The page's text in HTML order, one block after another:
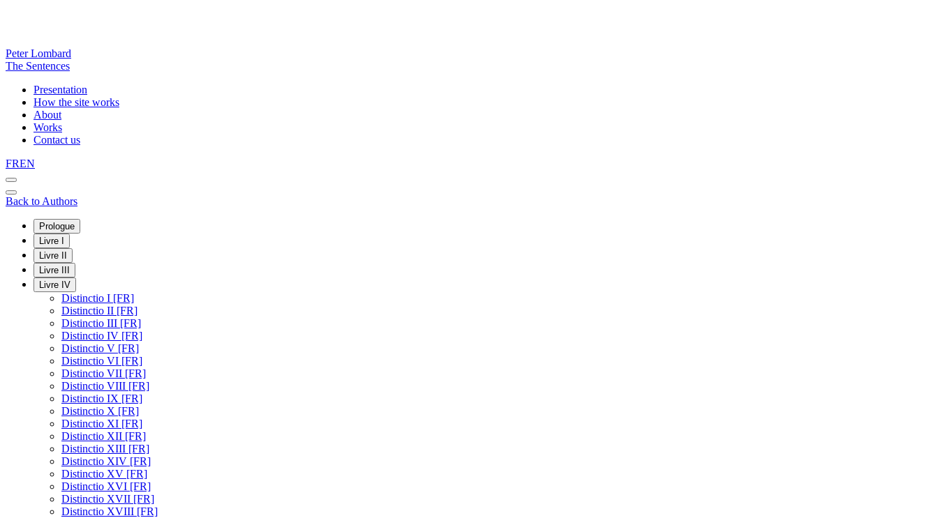
Peter Lombard
The Sentences
Presentation
How the site works
About
Works
Contact us
FREN
Back to Authors
Prologue
Livre I
Livre II
Livre III
Livre IV
Distinctio I [FR]
Distinctio II [FR]
Distinctio III [FR]
Distinctio IV [FR]
Distinctio V [FR]
Distinctio VI [FR]
Distinctio VII [FR]
Distinctio VIII [FR]
Distinctio IX [FR]
Distinctio X [FR]
Distinctio XI [FR]
Distinctio XII [FR]
Distinctio XIII [FR]
Distinctio XIV [FR]
Distinctio XV [FR]
Distinctio XVI [FR]
Distinctio XVII [FR]
Distinctio XVIII [FR]